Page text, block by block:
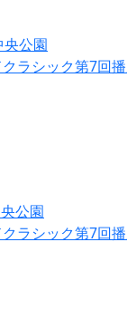
公園
ラシック第7回
公園
ラシック第7回